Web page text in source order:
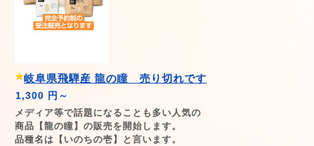
岐阜県飛騨産 龍の瞳 売り切れです
1,300 円～
メディア等で話題になることも多い人気の
商品【龍の瞳】の販売を開始します。
品種名は【いのちの壱】と言います。